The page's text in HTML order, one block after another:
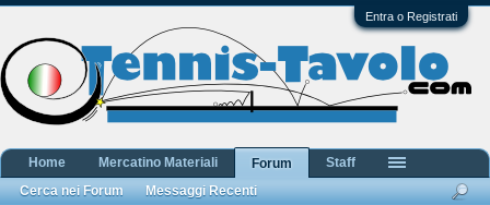
Entra o Registrati
Home Mercatino Materiali
Forum
Cerca nei Forum
Messaggi Recenti
Staff